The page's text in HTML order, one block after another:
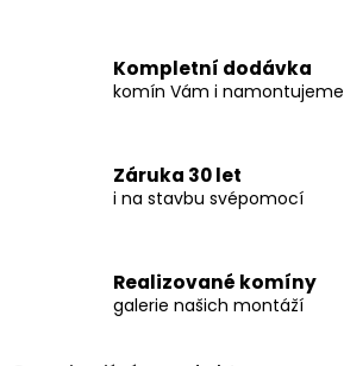
Kompletní dodávka
komín Vám i namontujeme
Záruka 30 let
i na stavbu svépomocí
Realizované komíny
galerie našich montáží